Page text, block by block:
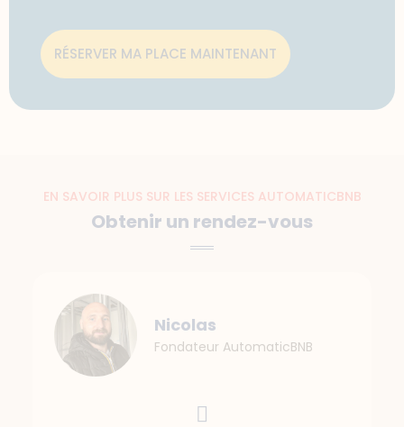
RÉSERVER MA PLACE MAINTENANT
EN SAVOIR PLUS SUR LES SERVICES AUTOMATICBNB
Obtenir un rendez-vous
Nicolas
Fondateur AutomaticBNB